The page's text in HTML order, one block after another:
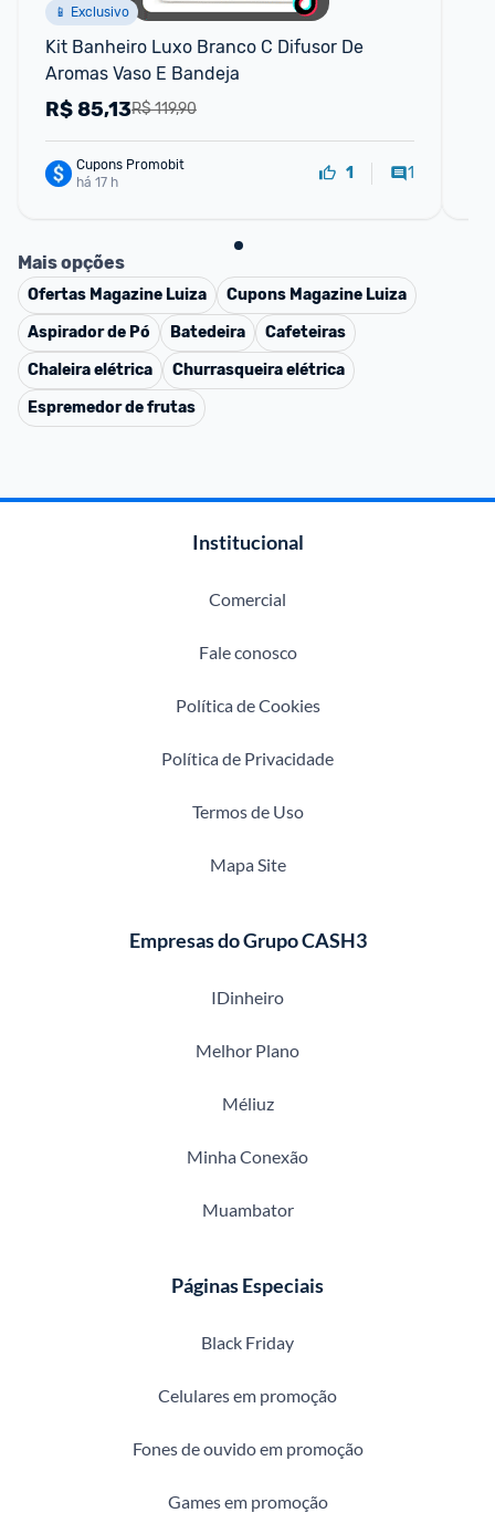
📱 Exclusivo
Kit Banheiro Luxo Branco C Difusor De
Aromas Vaso E Bandeja
R$ 119,90
R$85,13
Cupons Promobit
há 17 h
1 1
Mais opções
Ofertas Magazine Luiza Cupons Magazine Luiza
Aspirador de Pó
Batedeira
Cafeteiras
Chaleira elétrica
Churrasqueira elétrica
Espremedor de frutas
Institucional
Comercial
Fale conosco
Política de Cookies
Política de Privacidade
Termos de Uso
Mapa Site
Empresas do Grupo CASH3
IDinheiro
Melhor Plano
Méliuz
Minha Conexão
Muambator
Páginas Especiais
Black Friday
Celulares em promoção
Fones de ouvido em promoção
Games em promoção